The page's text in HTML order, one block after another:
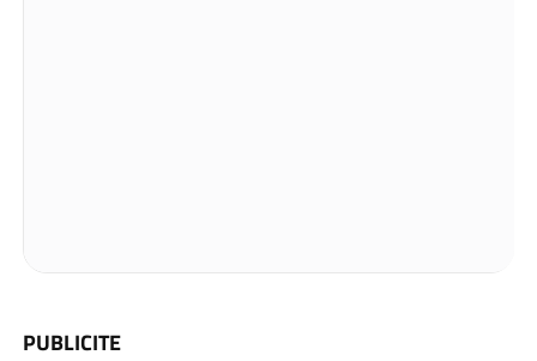
PUBLICITE